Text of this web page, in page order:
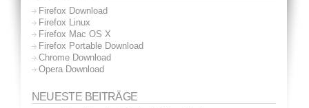
Firefox Download
Firefox Linux
Firefox Mac OS X
Firefox Portable Download
Chrome Download
Opera Download
NEUESTE BEITRÄGE